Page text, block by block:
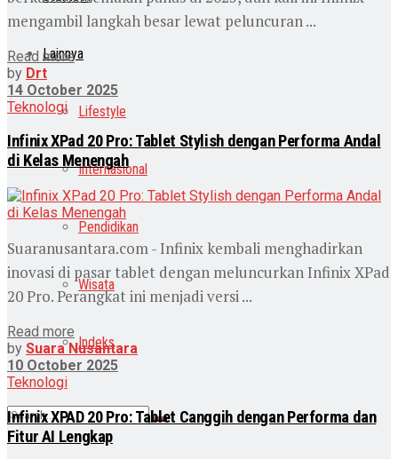
Lainnya
Lifestyle
Internasional
Pendidikan
Wisata
Indeks
mengambil langkah besar lewat peluncuran ...
Read more
by Drt
14 October 2025
Teknologi
Infinix XPad 20 Pro: Tablet Stylish dengan Performa Andal
di Kelas Menengah
Suaranusantara.com - Infinix kembali menghadirkan
inovasi di pasar tablet dengan meluncurkan Infinix XPad
20 Pro. Perangkat ini menjadi versi ...
Read more
by Suara Nusantara
10 October 2025
Teknologi
Infinix XPAD 20 Pro: Tablet Canggih dengan Performa dan
Fitur AI Lengkap